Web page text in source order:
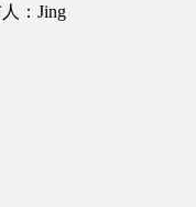
：Jing